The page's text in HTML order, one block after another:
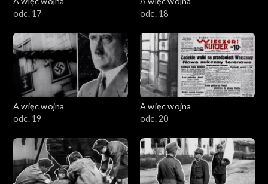
odc. 17
odc. 18
A więc wojna
odc. 19
A więc wojna
odc. 20